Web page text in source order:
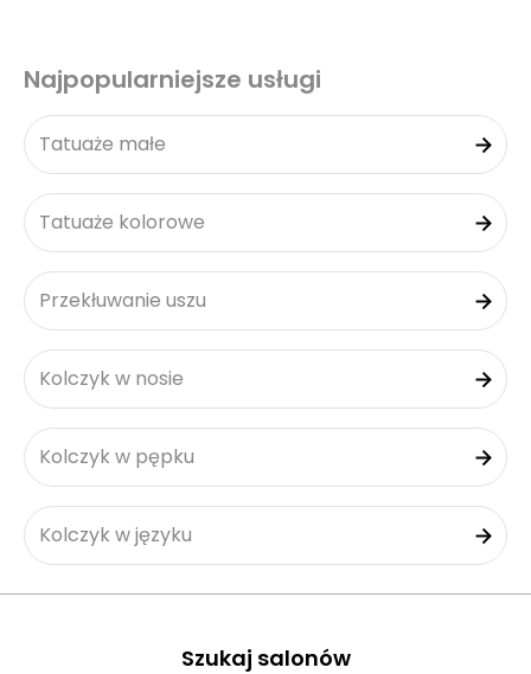
Najpopularniejsze usługi
Tatuaże małe
Tatuaże kolorowe
Przekłuwanie uszu
Kolczyk w nosie
Kolczyk w pępku
Kolczyk w języku
Szukaj salonów